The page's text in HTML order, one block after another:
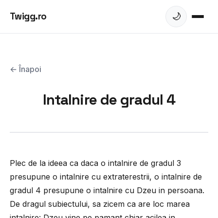
Twigg.ro 🌙
← Înapoi
Intalnire de gradul 4
Plec de la ideea ca daca o intalnire de gradul 3
presupune o intalnire cu extraterestrii, o intalnire de
gradul 4 presupune o intalnire cu Dzeu in persoana.
De dragul subiectului, sa zicem ca are loc marea